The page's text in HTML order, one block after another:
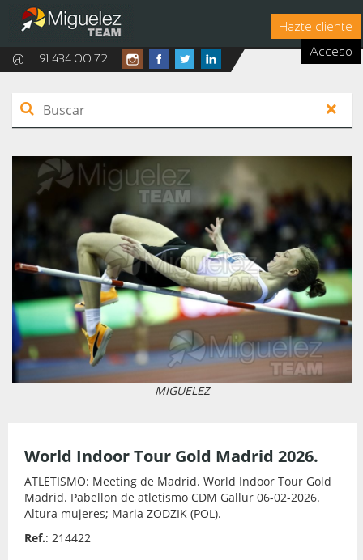
Hazte cliente
Acceso
@ 91 434 00 72
MIGUELEZ
World Indoor Tour Gold Madrid 2026.
ATLETISMO: Meeting de Madrid. World Indoor Tour Gold
Madrid. Pabellon de atletismo CDM Gallur 06-02-2026.
Altura mujeres; Maria ZODZIK (POL).
Ref.: 214422